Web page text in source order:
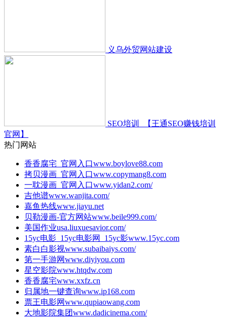
义乌外贸网站建设
SEO培训_【王通SEO赚钱培训
官网】
热门网站
香香腐宅_官网入口www.boylove88.com
拷贝漫画_官网入口www.copymang8.com
一耽漫画_官网入口www.yidan2.com/
吉他谱www.wanjita.com/
嘉鱼热线www.jiayu.net
贝勒漫画-官方网站www.beile999.com/
美国作业usa.liuxuesavior.com/
15yc电影_15yc电影网_15yc影www.15yc.com
素白白影视www.subaibaiys.com/
第一手游网www.diyiyou.com
星空影院www.htqdw.com
香香腐宅www.xxfz.cn
归属地一键查询www.ip168.com
票王电影网www.qupiaowang.com
大地影院集团www.dadicinema.com/